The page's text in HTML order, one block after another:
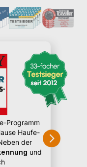
Programm
Haufe-
der
und